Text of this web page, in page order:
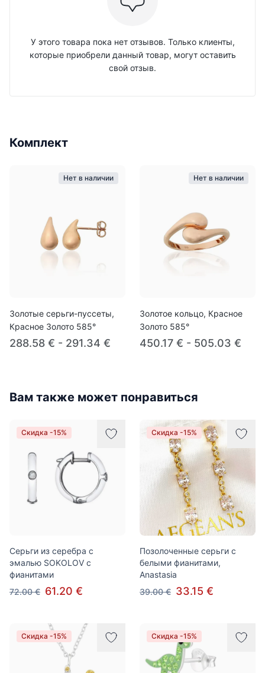
У этого товара пока нет отзывов. Только клиенты,
которые приобрели данный товар, могут оставить
свой отзыв.
Комплект
Нет в наличии
Золотые серьги-пуссеты,
Красное Золото 585°
288.58 € - 291.34 €
Нет в наличии
Золотое кольцо, Красное
Золото 585°
450.17 € - 505.03 €
Вам также может понравиться
Скидка -15%
Серьги из серебра с
эмалью SOKOLOV с
фианитами
72.00 € 61.20 €
Скидка -15%
Позолоченные серьги с
белыми фианитами,
Anastasia
39.00 € 33.15 €
Скидка -15% Скидка -15%